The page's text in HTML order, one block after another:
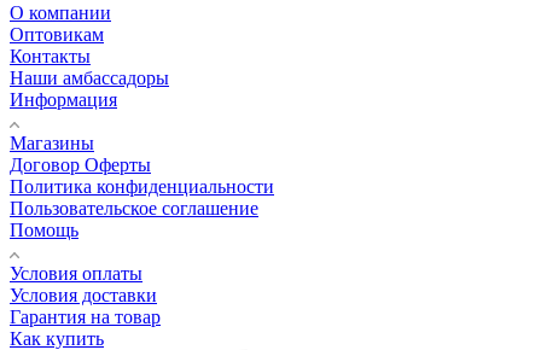
О компании
Оптовикам
Контакты
Наши амбассадоры
Информация
Магазины
Договор Оферты
Политика конфиденциальности
Пользовательское соглашение
Помощь
Условия оплаты
Условия доставки
Гарантия на товар
Как купить